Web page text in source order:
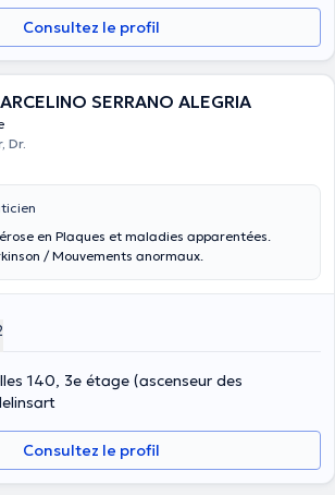
Consultez le profil
SERRANO ALEGRIA
Dr.
en Plaques et maladies apparentées.
/ Mouvements anormaux.
140, 3e étage (ascenseur des
Consultez le profil